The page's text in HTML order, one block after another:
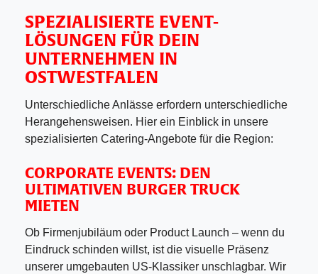
SPEZIALISIERTE EVENT-
LÖSUNGEN FÜR DEIN
UNTERNEHMEN IN
OSTWESTFALEN
Unterschiedliche Anlässe erfordern unterschiedliche
Herangehensweisen. Hier ein Einblick in unsere
spezialisierten Catering-Angebote für die Region:
CORPORATE EVENTS: DEN
ULTIMATIVEN BURGER TRUCK
MIETEN
Ob Firmenjubiläum oder Product Launch – wenn du
Eindruck schinden willst, ist die visuelle Präsenz
unserer umgebauten US-Klassiker unschlagbar. Wir